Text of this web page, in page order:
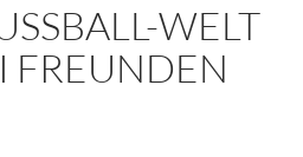
WELT Z
S